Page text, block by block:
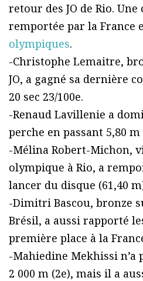
retour des JO de Rio.
remportée par la France
olympiques.
-Christophe Lemaitre,
JO, a gagné sa dernière
20 sec 23/100e.
-Renaud Lavillenie a
perche en passant 5,80 m
-Mélina Robert-Michon,
olympique à Rio, a
lancer du disque (61,40
-Dimitri Bascou, bronze
Brésil, a aussi rapporté
première place à la
-Mahiedine Mekhissi n’a
2 000 m (2e), mais il a